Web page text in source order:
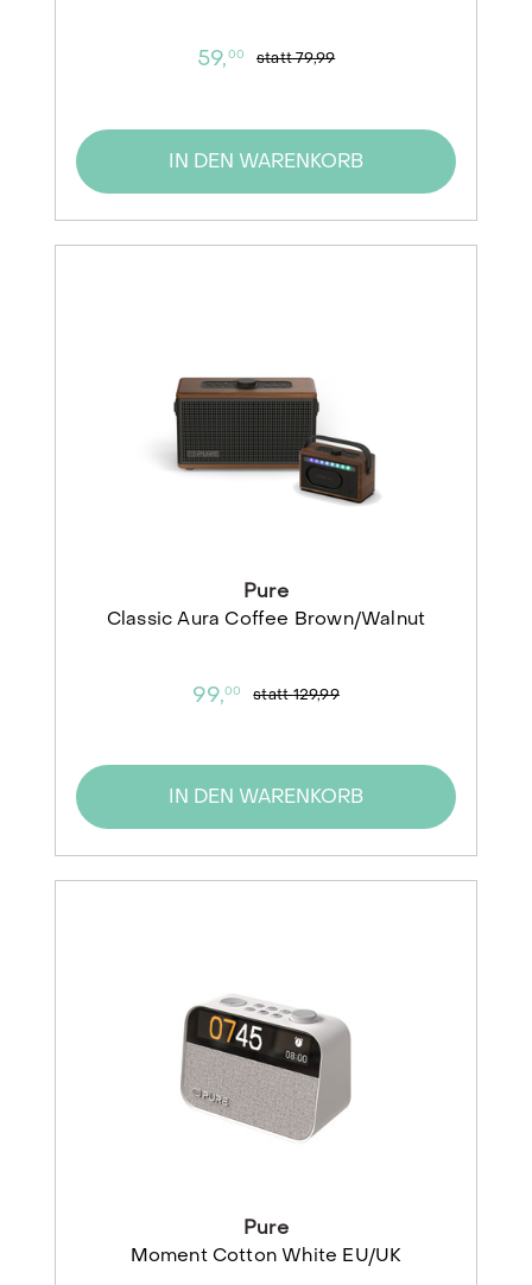
59,00 statt79,99
IN DEN WARENKORB
Pure
Classic Aura Coffee Brown/Walnut
99,00 statt129,99
IN DEN WARENKORB
Pure
Moment Cotton White EU/UK